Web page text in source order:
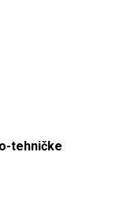
tehničke